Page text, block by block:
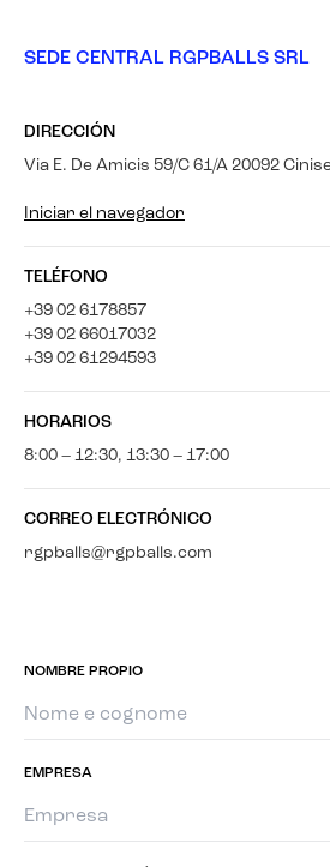
SEDE CENTRAL RGPBALLS SRL
DIRECCIÓN
Via E. De Amicis 59/C 61/A 20092
Iniciar el navegador
TELÉFONO
+39 02 6178857
+39 02 66017032
+39 02 61294593
HORARIOS
8:00 – 12:30, 13:30 – 17:00
CORREO ELECTRÓNICO
rgpballs@rgpballs.com
NOMBRE PROPIO
EMPRESA